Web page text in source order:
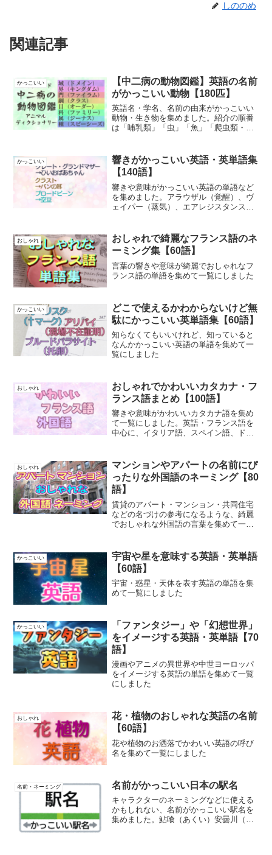
しののめ
関連記事
かっこいい
【中二病の動物図鑑】英語の名前
がかっこいい動物【180匹】
英語名・学名、名前の由来がかっこいい
動物・生き物を集めました。紹介の順番
は「哺乳類」「虫」「魚」「爬虫類・両
かっこいい
響きがかっこいい英語・英単語集
【140語】
響きや意味がかっこいい英語の単語など
を集めました。アラウザル（覚醒）、ヴ
ェイパー（蒸気）、エアレジスタンス
伝達物質）、ブッディスト・アルター
（仏壇）
おしゃれ
おしゃれで綺麗なフランス語のネ
ーミング集【60語】
言葉の響きや意味が綺麗でおしゃれなフ
ランス語の単語を集めて一覧にしました
かっこいい
どこで使えるかわからないけど無
駄にかっこいい英単語集【60語】
知らなくてもいいけれど、知っていると
なんかかっこいい英語の単語を集めて一
覧にしました
おしゃれ
おしゃれでかわいいカタカナ・フ
ランス語まとめ【100語】
響きや意味がかわいいカタカナ語を集め
て一覧にしました。英語・フランス語を
中心に、イタリア語、スペイン語、ドイ
おしゃれ
マンションやアパートの名前にぴ
ったりな外国語のネーミング【80
語】
賃貸のアパート・マンション・共同住宅
などの名づけの参考になるような、綺麗
でおしゃれな外国語の言葉を集めて一覧
などがあります
かっこいい
宇宙や星を意味する英語・英単語
【60語】
宇宙・惑星・天体を表す英語の単語を集
めて一覧にしました
かっこいい
「ファンタジー」や「幻想世界」
をイメージする英語・英単語【70
語】
漫画やアニメの異世界や中世ヨーロッパ
をイメージする英語の単語を集めて一覧
にしました
おしゃれ
花・植物のおしゃれな英語の名前
【60語】
花や植物のお洒落でかわいい英語の呼び
名を集めて一覧にしました
名前・ネーミング 名前がかっこいい日本の駅名
キャラクターのネーミングなどに使える
かもしれない、名前がかっこいい駅名を
集めました。鮎喰（あくい）安曇川（あ